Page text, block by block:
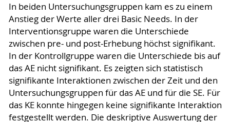
In beiden Untersuchungsgruppen kam es zu einem
Anstieg der Werte aller drei Basic Needs. In der
Interventionsgruppe waren die Unterschiede
zwischen pre- und post-Erhebung höchst signifikant.
In der Kontrollgruppe waren die Unterschiede bis auf
das AE nicht signifikant. Es zeigten sich statistisch
signifikante Interaktionen zwischen der Zeit und den
Untersuchungsgruppen für das AE und für die SE. Für
das KE konnte hingegen keine signifikante Interaktion
festgestellt werden. Die deskriptive Auswertung der